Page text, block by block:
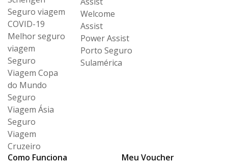
Seguro viagem
COVID-19
Melhor seguro
viagem
Seguro
Viagem Copa
do Mundo
Seguro
Viagem Ásia
Seguro
Viagem
Cruzeiro
Welcome
Assist
Power Assist
Porto Seguro
Sulamérica
Como Funciona
Meu Voucher